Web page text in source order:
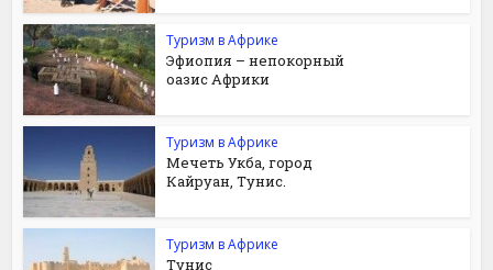
Туризм в Африке
Эфиопия – непокорный
оазис Африки
Туризм в Африке
Мечеть Укба, город
Кайруан, Тунис.
Туризм в Африке
Тунис